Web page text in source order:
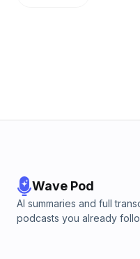
Wave Pod
AI summaries and full
podcasts you already